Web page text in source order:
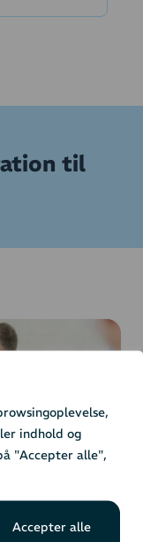
indhold og
"Accepter alle",
Accepter alle
til